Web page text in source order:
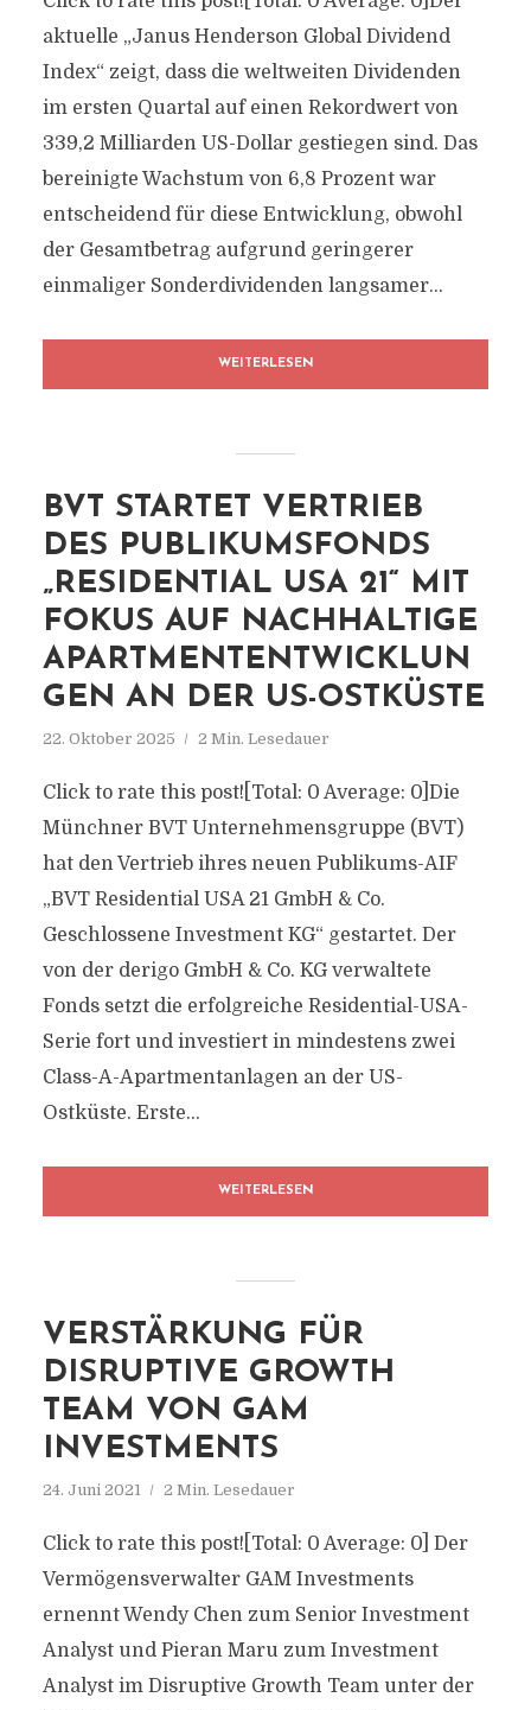
aktuelle „Janus Henderson Global Dividend
Index“ zeigt, dass die weltweiten Dividenden
im ersten Quartal auf einen Rekordwert von
339,2 Milliarden US-Dollar gestiegen sind. Das
bereinigte Wachstum von 6,8 Prozent war
entscheidend für diese Entwicklung, obwohl
der Gesamtbetrag aufgrund geringerer
einmaliger Sonderdividenden langsamer...
WEITERLESEN
BVT STARTET VERTRIEB
DES PUBLIKUMSFONDS
„RESIDENTIAL USA 21“ MIT
FOKUS AUF NACHHALTIGE
APARTMENTENTWICKLUN
GEN AN DER US-OSTKÜSTE
22. Oktober 2025 2 Min. Lesedauer
Click to rate this post![Total: 0 Average: 0]Die
Münchner BVT Unternehmensgruppe (BVT)
hat den Vertrieb ihres neuen Publikums-AIF
„BVT Residential USA 21 GmbH & Co.
Geschlossene Investment KG“ gestartet. Der
von der derigo GmbH & Co. KG verwaltete
Fonds setzt die erfolgreiche Residential-USA-
Serie fort und investiert in mindestens zwei
Class-A-Apartmentanlagen an der US-
Ostküste. Erste...
WEITERLESEN
VERSTÄRKUNG FÜR
DISRUPTIVE GROWTH
TEAM VON GAM
INVESTMENTS
24. Juni 2021 2 Min. Lesedauer
Click to rate this post![Total: 0 Average: 0] Der
Vermögensverwalter GAM Investments
ernennt Wendy Chen zum Senior Investment
Analyst und Pieran Maru zum Investment
Analyst im Disruptive Growth Team unter der